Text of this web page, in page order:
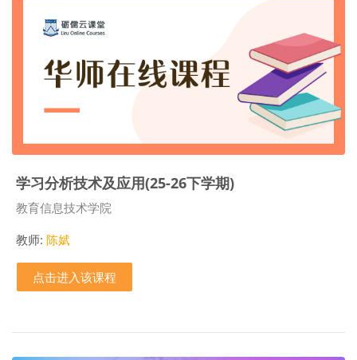
学习分析技术及应用(25-26下学期)
课程类别
教育信息技术学院
教师: 陈娬
点击进入该课程